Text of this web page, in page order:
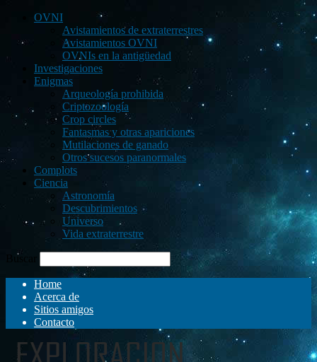
OVNI
Avistamientos de extraterrestres
Avistamientos OVNI
OVNIs en la antigüedad
Investigaciones
Enigmas
Arqueología prohibida
Criptozoología
Crop circles
Fantasmas y otras apariciones
Mutilaciones de ganado
Otros sucesos paranormales
Complots
Ciencia
Astronomía
Descubrimientos
Universo
Vida extraterrestre
Buscar
Home
Acerca de
Sitios amigos
Contacto